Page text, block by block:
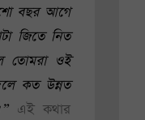
বছর আগে
জিতে নিত
তোমরা ওই
কত উন্নত
এই কথার